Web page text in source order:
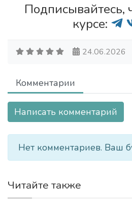
Подписывайтесь,
курсе:
24.06.2026
Комментарии
Написать комментарий
Нет комментариев. Ваш
Читайте также